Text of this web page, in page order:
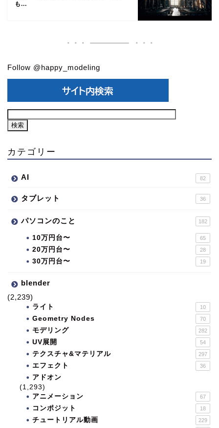
も...
Follow @happy_modeling
カテゴリー
AI 82
タブレット 36
パソコンのこと 182
10万円台〜 65
20万円台〜 28
30万円台〜 19
blender
(2,239)
ライト 10
Geometry Nodes 70
モデリング 282
UV展開 54
テクスチャ&マテリアル 297
エフェクト 36
アドオン
(1,293)
アニメーション
67
コンポジット 18
チュートリアル動画 229